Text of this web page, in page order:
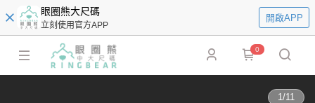
眼圈熊大尺碼
立刻使用官方APP
開啟APP
0
1/11